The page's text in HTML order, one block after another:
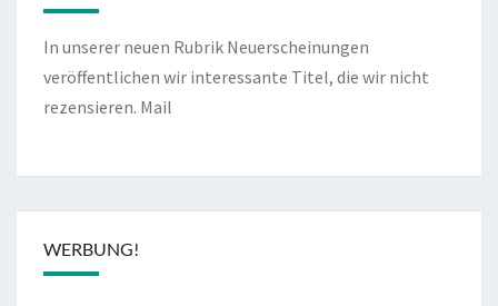
In unserer neuen Rubrik Neuerscheinungen
veröffentlichen wir interessante Titel, die wir nicht
rezensieren. Mail
WERBUNG!